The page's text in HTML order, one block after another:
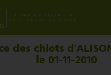
des chiots
le 01-11-2010